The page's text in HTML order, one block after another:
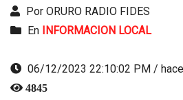
Por ORURO RADIO FIDES
En INFORMACION LOCAL
06/12/2023 22:10:02 PM /
4845